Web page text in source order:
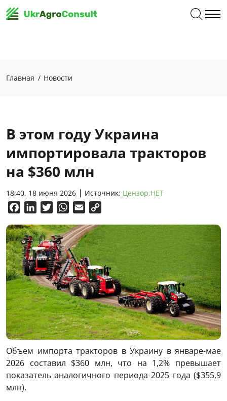
Главная Новости
В этом году Украина
импортировала тракторов
на $360 млн
18:40, 18 июня 2026 Источник: Цензор.НЕТ
FacebookLinkedInTwitterWhatsApp
Email
Объем импорта тракторов в Украину в январе-мае
2026 составил $360 млн, что на 1,2% превышает
показатель аналогичного периода 2025 года ($355,9
млн).